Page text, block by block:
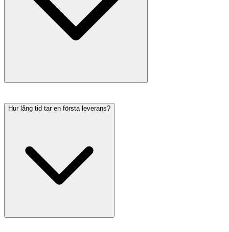
Hur lång tid tar en första leverans?